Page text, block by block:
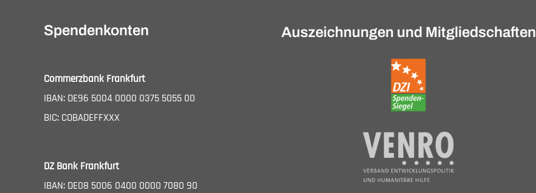
Spendenkonten
Commerzbank Frankfurt
IBAN: DE96 5004 0000 0375 5055 00
BIC: COBADEFFXXX
DZ Bank Frankfurt
IBAN: DE08 5006 0400 0000 7080 90
Auszeichnungen und Mitgliedschaften